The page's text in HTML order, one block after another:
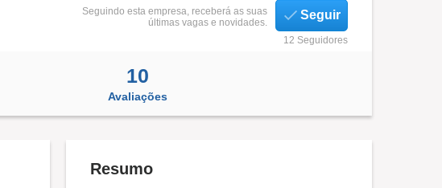
Seguindo esta empresa, receberá as suas
últimas vagas e novidades.
Seguir
12 Seguidores
10
Avaliações
Resumo